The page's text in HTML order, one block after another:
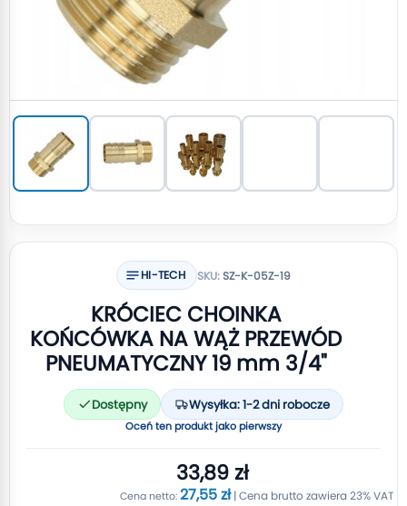
HI-TECH SKU:SZ-K-05Z-19
KRÓCIEC CHOINKA
KOŃCÓWKA NA WĄŻ PRZEWÓD
PNEUMATYCZNY 19 mm 3/4"
Dostępny Wysyłka: 1-2 dni robocze
Oceń ten produkt jako pierwszy
33,89 zł
27,55 zł